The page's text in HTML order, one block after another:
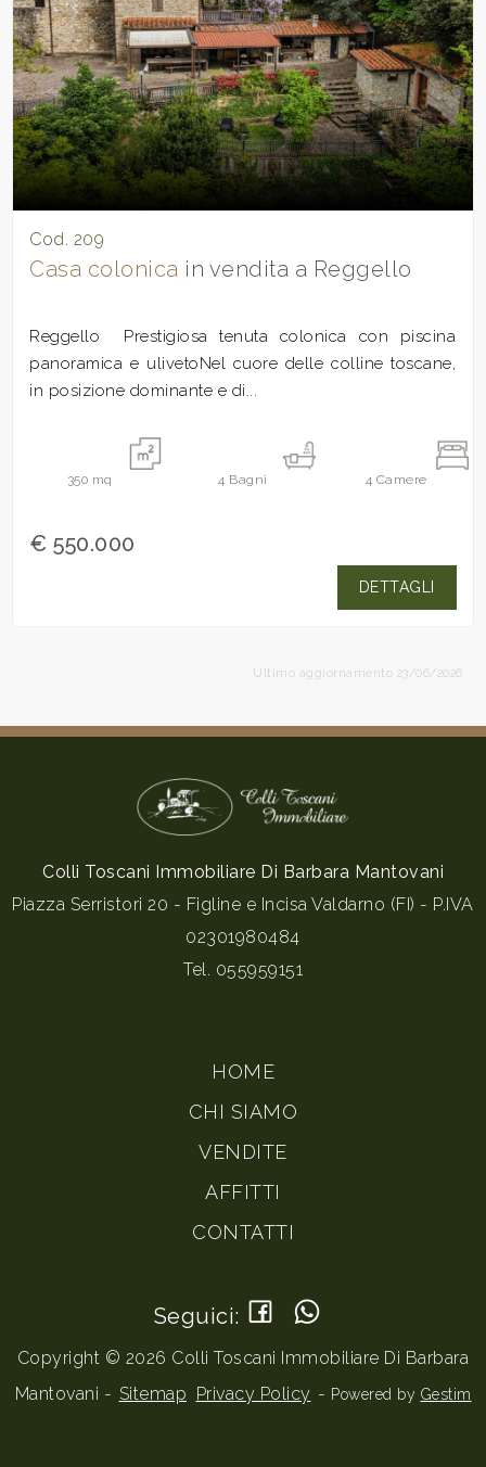
Cod. 209
Casa colonica in vendita a Reggello
Reggello  Prestigiosa tenuta colonica con piscina
panoramica e ulivetoNel cuore delle colline toscane,
in posizione dominante e di...
350 mq 4 Bagni 4 Camere
€ 550.000
DETTAGLI
Ultimo aggiornamento 23/06/2026
Colli Toscani Immobiliare Di Barbara Mantovani
Piazza Serristori 20 - Figline e Incisa Valdarno (FI) - P.IVA
02301980484
Tel. 055959151
HOME
CHI SIAMO
VENDITE
AFFITTI
CONTATTI
Seguici:
Copyright © 2026 Colli Toscani Immobiliare Di Barbara
Mantovani - Sitemap Privacy Policy - Powered by Gestim